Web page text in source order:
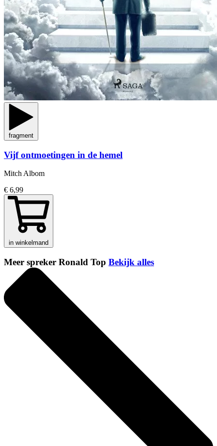
fragment
Vijf ontmoetingen in de hemel
Mitch Albom
€ 6,99
in winkelmand
Meer spreker Ronald Top Bekijk alles